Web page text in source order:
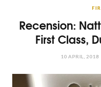
Recension:
First Class,
10 APRIL, 2018